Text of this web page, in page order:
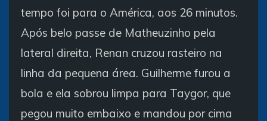
tempo foi para o América, aos 26 minutos.
Após belo passe de Matheuzinho pela
lateral direita, Renan cruzou rasteiro na
linha da pequena área. Guilherme furou a
bola e ela sobrou limpa para Taygor, que
pegou muito embaixo e mandou por cima